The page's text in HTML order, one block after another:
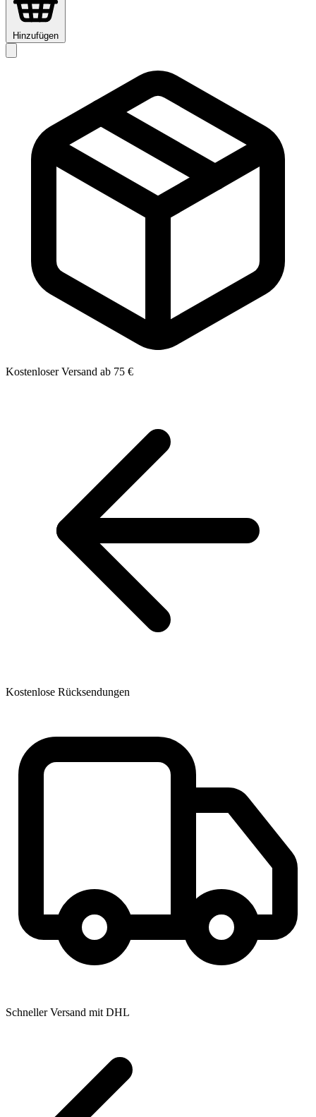
Hinzufügen
Kostenloser Versand ab 75 €
Kostenlose Rücksendungen
Schneller Versand mit DHL